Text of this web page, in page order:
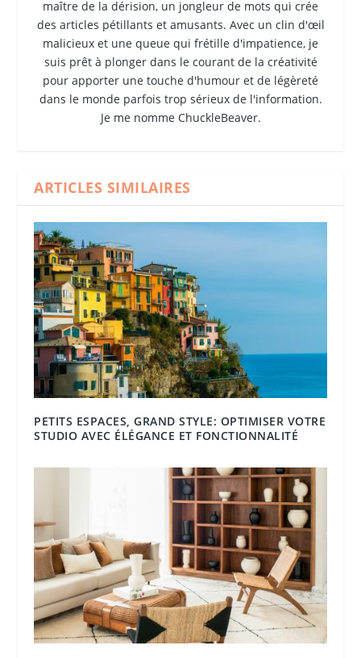
maître de la dérision, un jongleur de mots qui crée
des articles pétillants et amusants. Avec un clin d'œil
malicieux et une queue qui frétille d'impatience, je
suis prêt à plonger dans le courant de la créativité
pour apporter une touche d'humour et de légèreté
dans le monde parfois trop sérieux de l'information.
Je me nomme ChuckleBeaver.
ARTICLES SIMILAIRES
PETITS ESPACES, GRAND STYLE: OPTIMISER VOTRE
STUDIO AVEC ÉLÉGANCE ET FONCTIONNALITÉ